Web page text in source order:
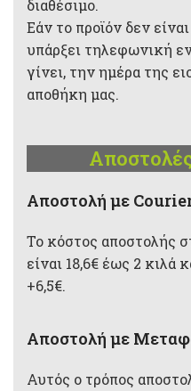
διαθέσιμο.
Εάν το προϊόν δεν
υπάρξει τηλεφωνική
γίνει, την ημέρα της
αποθήκη μας.
Aποστολή με
Το κόστος αποστολής
είναι 18,6€ έως 2 κιλά
+6,5€.
Αποστολή με
Αυτός ο τρόπος